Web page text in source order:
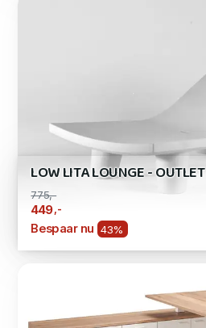
LOW LITA LOUNGE - OUTLET
775,-
449,-
Bespaar nu 43%